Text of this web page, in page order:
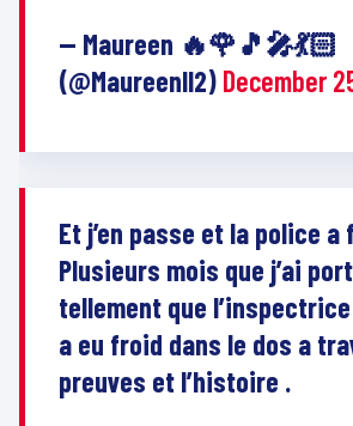
— Maureen 🔥🌹🎵🎤💃🏻
(@Maureenll2) December
Et j’en passe et la police
Plusieurs mois que j’ai
tellement que
a eu froid dans le dos a
preuves et l’histoire .